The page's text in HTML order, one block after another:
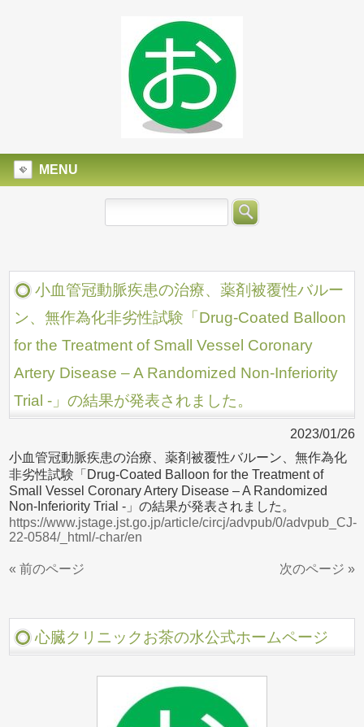
MENU
小血管冠動脈疾患の治療、薬剤被覆性バルー
ン、無作為化非劣性試験「Drug-Coated Balloon
for the Treatment of Small Vessel Coronary
Artery Disease – A Randomized Non-Inferiority
Trial -」の結果が発表されました。
2023/01/26
小血管冠動脈疾患の治療、薬剤被覆性バルーン、無作為化
非劣性試験「Drug-Coated Balloon for the Treatment of
Small Vessel Coronary Artery Disease – A Randomized
Non-Inferiority Trial -」の結果が発表されました。
https://www.jstage.jst.go.jp/article/circj/advpub/0/advpub_CJ-
22-0584/_html/-char/en
« 前のページ 次のページ »
心臓クリニックお茶の水公式ホームページ